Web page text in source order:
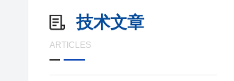
技术文章
ARTICLES